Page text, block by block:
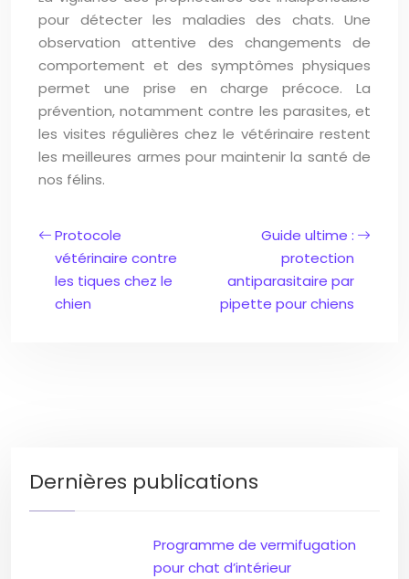
pour détecter les maladies des chats. Une
observation attentive des changements de
comportement et des symptômes physiques
permet une prise en charge précoce. La
prévention, notamment contre les parasites, et
les visites régulières chez le vétérinaire restent
les meilleures armes pour maintenir la santé de
nos félins.
Protocole
vétérinaire contre
les tiques chez le
chien
Guide ultime :
protection
antiparasitaire par
pipette pour chiens
Dernières publications
Programme de vermifugation
pour chat d’intérieur